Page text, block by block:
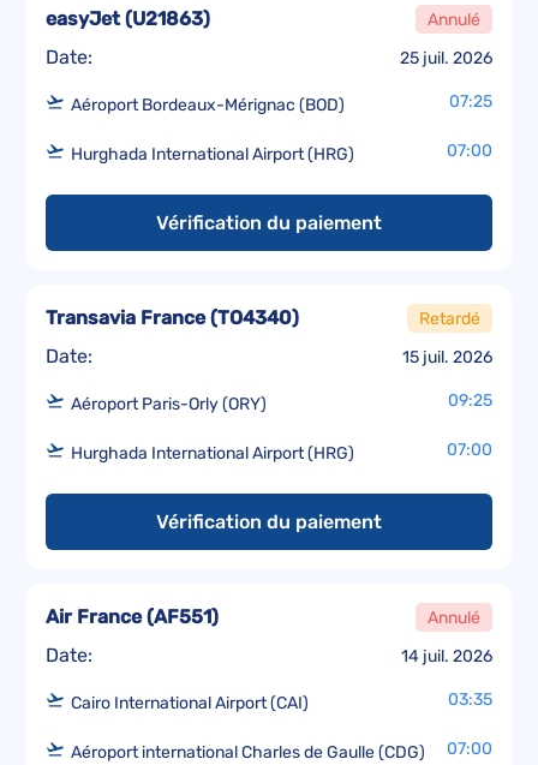
Date: 25 juil. 2026
easyJet(U21863) Annulé
Aéroport Bordeaux-Mérignac (BOD) 07:25
Hurghada International Airport (HRG) 07:00
Vérification du paiement
Date: 15 juil. 2026
Transavia France(TO4340) Retardé
Aéroport Paris-Orly (ORY) 09:25
Hurghada International Airport (HRG) 07:00
Vérification du paiement
Date: 14 juil. 2026
Air France(AF551) Annulé
Cairo International Airport (CAI) 03:35
Aéroport international Charles de Gaulle (CDG) 07:00